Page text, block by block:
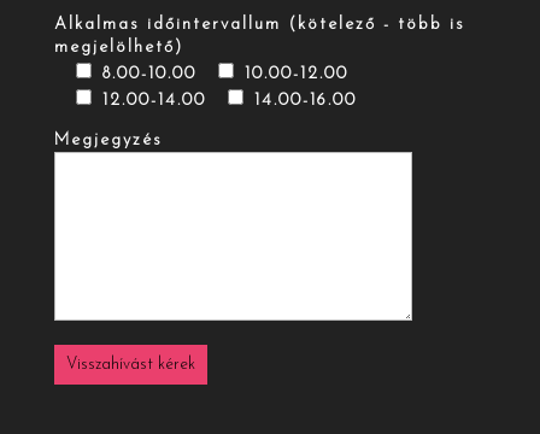
Alkalmas időintervallum (kötelező - több is
megjelölhető)
8.00-10.00
10.00-12.00
12.00-14.00
14.00-16.00
Megjegyzés